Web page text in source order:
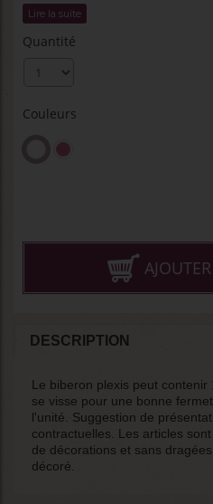
Lire la suite
Quantité
Couleurs
DESCRIPTION
Le biberon plexis peut
se visse pour une bonne
l'unité. Suggestion de
contractuelles. Les articles
de décorations et sans
décoré.